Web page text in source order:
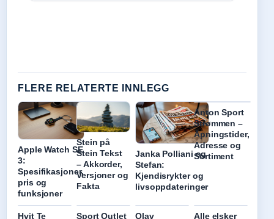
FLERE RELATERTE INNLEGG
Apple Watch SE
3:
Spesifikasjoner,
pris og
funksjoner
Stein på
Stein Tekst
– Akkorder,
Versjoner og
Fakta
Janka Polliani og
Stefan:
Kjendisrykter og
livsoppdateringer
Anton Sport
Strømmen –
Åpningstider,
Adresse og
Sortiment
Hvit Te
Sport Outlet
Olav
Alle elsker